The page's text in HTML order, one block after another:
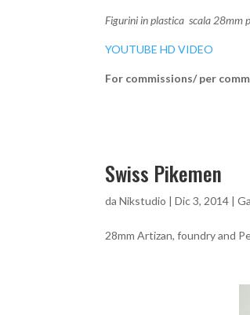
Figurini in plastica scala 28mm
YOUTUBE HD VIDEO
For commissions/ per
Swiss Pikemen
daNikstudio |Dic 3, 2014 |
28mm Artizan, foundry and